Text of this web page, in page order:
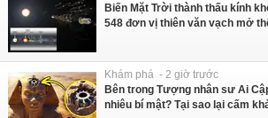
Biến Mặt Trời thành thấu kính
548 đơn vị thiên văn vạch mở
Khám phá - 2 giờ trước
Bên trong Tượng nhân sư Ai
nhiêu bí mật? Tại sao lại cấm